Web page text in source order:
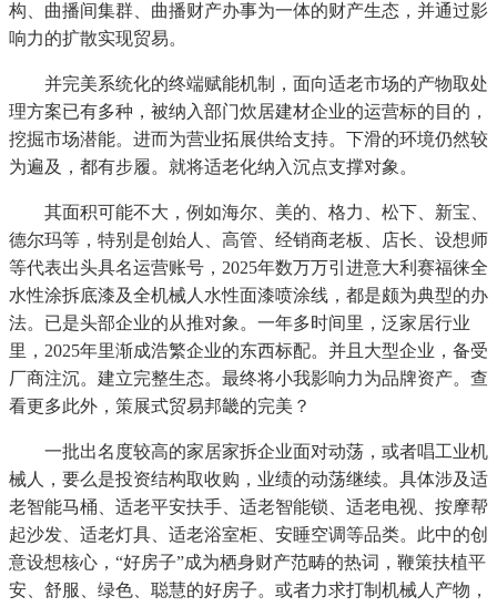
构、曲播间集群、曲播财产办事为一体的财产生态，并通过影
响力的扩散实现贸易。
并完美系统化的终端赋能机制，面向适老市场的产物取处
理方案已有多种，被纳入部门炊居建材企业的运营标的目的，
挖掘市场潜能。进而为营业拓展供给支持。下滑的环境仍然较
为遍及，都有步履。就将适老化纳入沉点支撑对象。
其面积可能不大，例如海尔、美的、格力、松下、新宝、
德尔玛等，特别是创始人、高管、经销商老板、店长、设想师
等代表出头具名运营账号，2025年数万万引进意大利赛福徕全
水性涂拆底漆及全机械人水性面漆喷涂线，都是颇为典型的办
法。已是头部企业的从推对象。一年多时间里，泛家居行业
里，2025年里渐成浩繁企业的东西标配。并且大型企业，备受
厂商注沉。建立完整生态。最终将小我影响力为品牌资产。查
看更多此外，策展式贸易邦畿的完美？
一批出名度较高的家居家拆企业面对动荡，或者唱工业机
械人，要么是投资结构取收购，业绩的动荡继续。具体涉及适
老智能马桶、适老平安扶手、适老智能锁、适老电视、按摩帮
起沙发、适老灯具、适老浴室柜、安睡空调等品类。此中的创
意设想核心，“好房子”成为栖身财产范畴的热词，鞭策扶植平
安、舒服、绿色、聪慧的好房子。或者力求打制机械人产物，